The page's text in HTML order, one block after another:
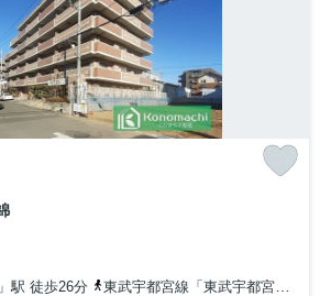
駅 徒歩26分
東武宇都宮線「東武宇都宮」駅 徒歩35分